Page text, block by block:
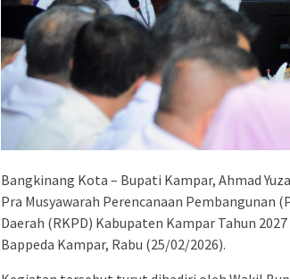
Bangkinang Kota – Bupati Kampar, Ahmad
Pra Musyawarah Perencanaan Pembangunan
Daerah (RKPD) Kabupaten Kampar Tahun
Bappeda Kampar, Rabu (25/02/2026).